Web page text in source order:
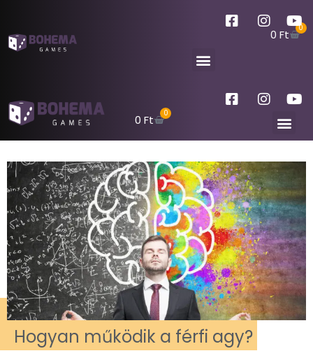
0 Ft 0
0Ft 0
Hogyan működik a férfi agy?